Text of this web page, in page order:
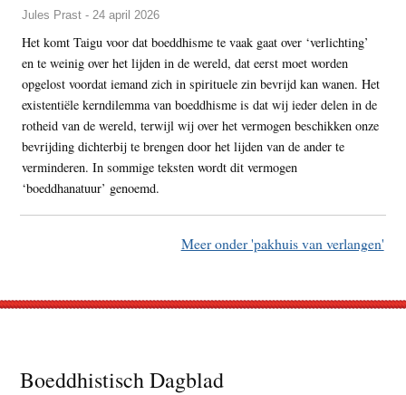
Jules Prast - 24 april 2026
Het komt Taigu voor dat boeddhisme te vaak gaat over ‘verlichting’
en te weinig over het lijden in de wereld, dat eerst moet worden
opgelost voordat iemand zich in spirituele zin bevrijd kan wanen. Het
existentiële kerndilemma van boeddhisme is dat wij ieder delen in de
rotheid van de wereld, terwijl wij over het vermogen beschikken onze
bevrijding dichterbij te brengen door het lijden van de ander te
verminderen. In sommige teksten wordt dit vermogen
‘boeddhanatuur’ genoemd.
Meer onder 'pakhuis van verlangen'
Footer
Boeddhistisch Dagblad